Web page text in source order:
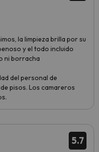
la limpieza brilla por su
y el todo incluido
ni borracha
del personal de
pisos. Los camareros
5.7